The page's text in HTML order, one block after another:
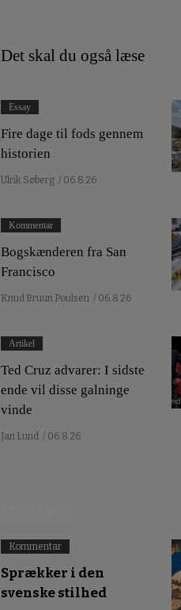
Det skal du også læse
Essay
Fire dage til fods gennem
historien
Ulrik Søberg / 06.8.26
Kommentar
Bogskænderen fra San
Francisco
Knud Bruun Poulsen / 06.8.26
Artikel
Ted Cruz advarer: I sidste
ende vil disse galninge
vinde
Jan Lund / 06.8.26
Kommentar
Sprækker i den
svenske stilhed